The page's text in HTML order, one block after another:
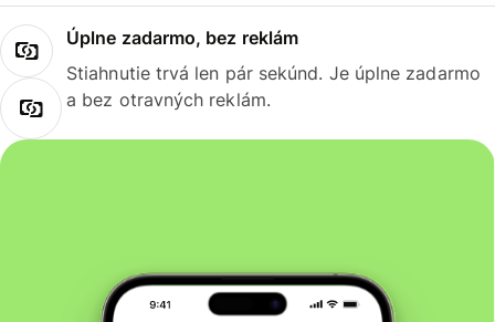
Úplne zadarmo, bez reklám
Stiahnutie trvá len pár sekúnd. Je úplne zadarmo
a bez otravných reklám.